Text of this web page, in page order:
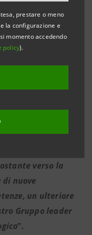
prestare o meno
la configurazione e
momento accedendo
policy).
dei dati e
Delegato e CEO
“La
capitale e il nostro
cuore pulsante
verso la
nuove
un ulteriore
Gruppo leader
”.